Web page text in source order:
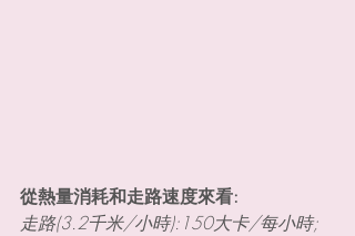
從熱量消耗和走路速度來看:
走路(3.2千米/小時):150大卡/每小時;